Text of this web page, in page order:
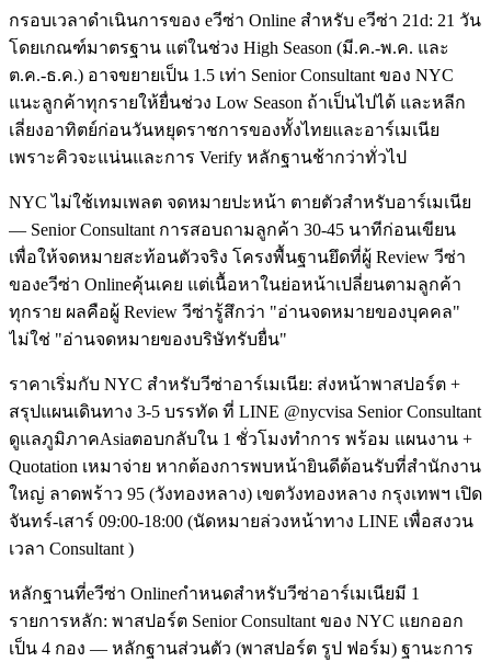
กรอบเวลาดำเนินการของ eวีซ่า Online สำหรับ eวีซ่า 21d: 21 วัน
โดยเกณฑ์มาตรฐาน แต่ในช่วง High Season (มี.ค.-พ.ค. และ
ต.ค.-ธ.ค.) อาจขยายเป็น 1.5 เท่า Senior Consultant ของ NYC
แนะลูกค้าทุกรายให้ยื่นช่วง Low Season ถ้าเป็นไปได้ และหลีก
เลี่ยงอาทิตย์ก่อนวันหยุดราชการของทั้งไทยและอาร์เมเนีย
เพราะคิวจะแน่นและการ Verify หลักฐานช้ากว่าทั่วไป
NYC ไม่ใช้เทมเพลต จดหมายปะหน้า ตายตัวสำหรับอาร์เมเนีย
— Senior Consultant การสอบถามลูกค้า 30-45 นาทีก่อนเขียน
เพื่อให้จดหมายสะท้อนตัวจริง โครงพื้นฐานยึดที่ผู้ Review วีซ่า
ของeวีซ่า Onlineคุ้นเคย แต่เนื้อหาในย่อหน้าเปลี่ยนตามลูกค้า
ทุกราย ผลคือผู้ Review วีซ่ารู้สึกว่า "อ่านจดหมายของบุคคล"
ไม่ใช่ "อ่านจดหมายของบริษัทรับยื่น"
ราคาเริ่มกับ NYC สำหรับวีซ่าอาร์เมเนีย: ส่งหน้าพาสปอร์ต +
สรุปแผนเดินทาง 3-5 บรรทัด ที่ LINE @nycvisa Senior Consultant
ดูแลภูมิภาคAsiaตอบกลับใน 1 ชั่วโมงทำการ พร้อม แผนงาน +
Quotation เหมาจ่าย หากต้องการพบหน้ายินดีต้อนรับที่สำนักงาน
ใหญ่ ลาดพร้าว 95 (วังทองหลาง) เขตวังทองหลาง กรุงเทพฯ เปิด
จันทร์-เสาร์ 09:00-18:00 (นัดหมายล่วงหน้าทาง LINE เพื่อสงวน
เวลา Consultant )
หลักฐานที่eวีซ่า Onlineกำหนดสำหรับวีซ่าอาร์เมเนียมี 1
รายการหลัก: พาสปอร์ต Senior Consultant ของ NYC แยกออก
เป็น 4 กอง — หลักฐานส่วนตัว (พาสปอร์ต รูป ฟอร์ม) ฐานะการ